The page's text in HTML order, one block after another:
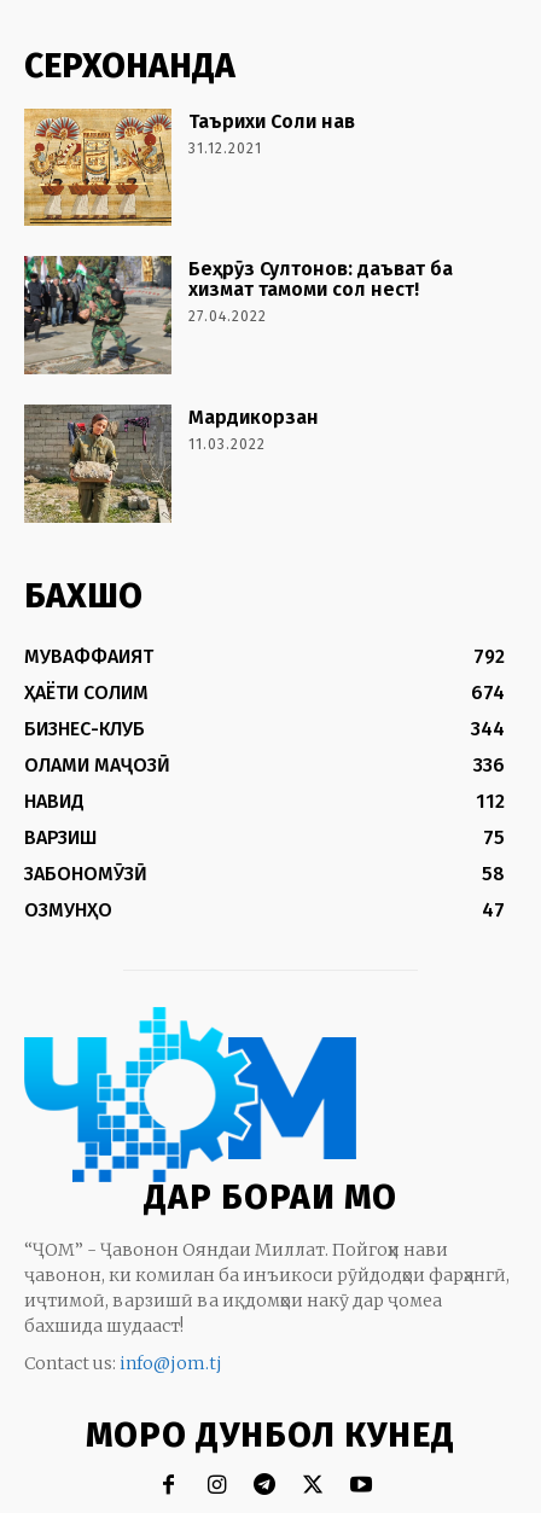
СЕРХОНАНДА
Таърихи Соли нав
31.12.2021
Беҳрӯз Султонов: даъват ба
хизмат тамоми сол нест!
27.04.2022
Мардикорзан
11.03.2022
БАХШҲО
МУВАФФАҚИЯТ
792
ҲАЁТИ СОЛИМ
674
БИЗНЕС-КЛУБ
344
ОЛАМИ МАҶОЗӢ
336
НАВИД
112
ВАРЗИШ
75
ЗАБОНОМӮЗӢ
58
ОЗМУНҲО
47
ДАР БОРАИ МО
“ҶОМ” - Ҷавонон Ояндаи Миллат. Пойгоҳи нави
ҷавонон, ки комилан ба инъикоси рӯйдодҳои фарҳангӣ,
иҷтимоӣ, варзишӣ ва иқдомҳои накӯ дар ҷомеа
бахшида шудааст!
Contact us: info@jom.tj
МОРО ДУНБОЛ КУНЕД